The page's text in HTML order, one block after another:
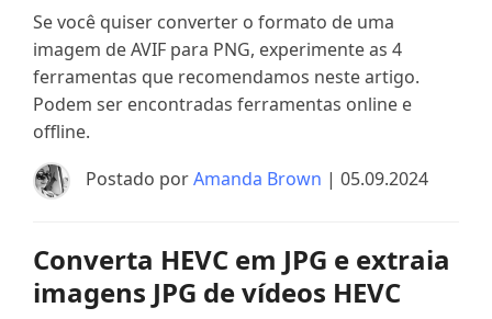
Se você quiser converter o formato de uma
imagem de AVIF para PNG, experimente as 4
ferramentas que recomendamos neste artigo.
Podem ser encontradas ferramentas online e
offline.
Postado porAmanda Brown | 05.09.2024
Converta HEVC em JPG e extraia
imagens JPG de vídeos HEVC